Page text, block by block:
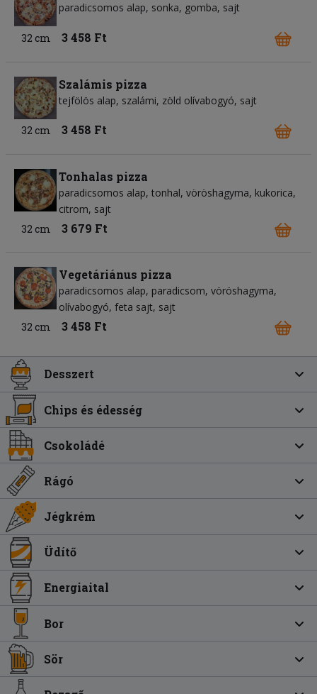
paradicsomos alap sonka gomba sajt
32 cm 3 458 Ft
Szalámis pizza
tejfölös alap szalámi zöld olívabogyó sajt
32 cm 3 458 Ft
Tonhalas pizza
paradicsomos alap tonhal vöröshagyma kukorica
citrom sajt
32 cm
3 679 Ft
Vegetáriánus pizza
paradicsomos alap paradicsom vöröshagyma
olívabogyó feta sajt sajt
32 cm
3 458 Ft
Desszert
Chips és édesség
Csokoládé
Rágó
Jégkrém
Üdítő
Energiaital
Bor
Sör